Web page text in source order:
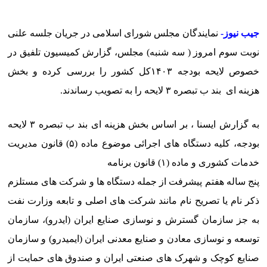
جیب نیوز- نمایندگان مجلس شورای اسلامی در جریان جلسه علنی
نوبت سوم امروز ( سه شنبه) مجلس، گزارش کمیسیون تلفیق در
خصوص لایحه بودجه ۱۴۰۳کل کشور را بررسی کرده و بخش
هزینه ای بند ب تبصره ۳ لایحه را به تصویب رساندند.
به گزارش ایسنا ، بر اساس بخش هزینه ای بند ب تبصره ۳ لایحه
بودجه، کلیه دستگاه های اجرائی موضوع ماده (۵) قانون مدیریت
خدمات کشوری و ماده (۱) قانون برنامه
پنج ساله هفتم پیشرفت از جمله دستگاه ها و شرکت های مستلزم
ذکر نام یا تصریح نام مانند شرکت های اصلی و تابعه وزارت نفت
به جز سازمان گسترش و نوسازی صنایع ایران (ایدرو)، سازمان
توسعه و نوسازی معادن و صنایع معدنی ایران (ایمیدرو) و سازمان
صنایع کوچک و شهرک های صنعتی ایران و صندوق های حمایت از